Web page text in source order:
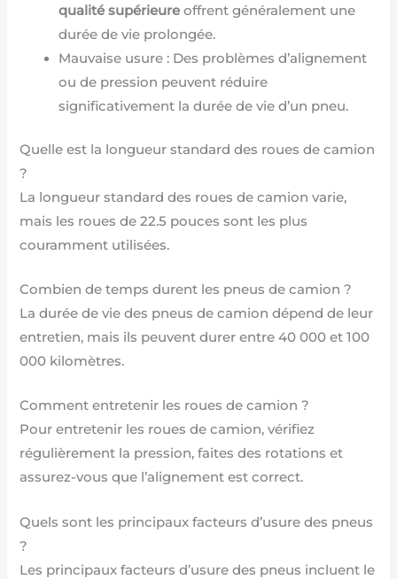
qualité supérieure offrent généralement une
durée de vie prolongée.
Mauvaise usure : Des problèmes d’alignement
ou de pression peuvent réduire
significativement la durée de vie d’un pneu.
Quelle est la longueur standard des roues de camion
?
La longueur standard des roues de camion varie,
mais les roues de 22.5 pouces sont les plus
couramment utilisées.
Combien de temps durent les pneus de camion ?
La durée de vie des pneus de camion dépend de leur
entretien, mais ils peuvent durer entre 40 000 et 100
000 kilomètres.
Comment entretenir les roues de camion ?
Pour entretenir les roues de camion, vérifiez
régulièrement la pression, faites des rotations et
assurez-vous que l’alignement est correct.
Quels sont les principaux facteurs d’usure des pneus
?
Les principaux facteurs d’usure des pneus incluent le